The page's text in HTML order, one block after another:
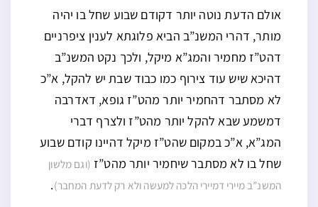
אולם הדעת נוטה יותר דקודם שבוע שחל בו יהיה
מותר, דהרי המשנ”ב הביא פלוגתא לענין ציפרניים
דהט”ז מחמיר והמג”א מיקל, ולכך נקט המשנ”ב
דהיכא שיש עוד צירוף כמו כבוד שבת יש להקל, א”כ
לא מסתבר דהחמיר יותר מהט”ז גופא, דאדרבה
דמשמע שבא להקל יותר מהט”ז ולצרף דברי
המג”א, א”כ במקום שהט”ז מיקל דהיינו קודם שבוע
שחל בו לא מסתבר שיחמיר יותר מהט”ז (וגם מלשון
המשנ”ב מיירי דמיירי הלכה למעשה ולא רק לדעת המחבר).